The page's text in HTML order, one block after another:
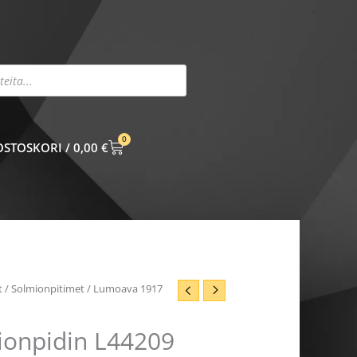
0,00 €
0
CART
/Solmionpitimet/ Lumoava 1917
L44209